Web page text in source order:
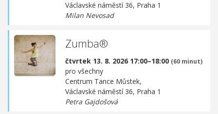
Václavské náměstí 36, Praha 1
Milan Nevosad
Zumba®
čtvrtek 13. 8. 2026 17:00–18:00 (60 minut)
pro všechny
Centrum Tance Můstek,
Václavské náměstí 36, Praha 1
Petra Gajdošová